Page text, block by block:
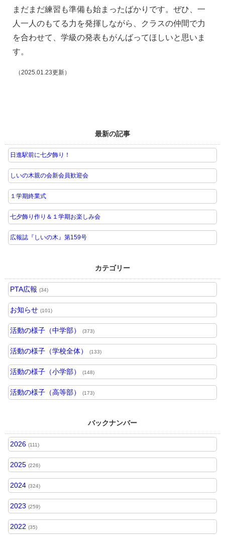
まだまだ練習も準備も始まったばかりです。ぜひ、一
人一人のもてる力を発揮しながら、クラスの仲間で力
を合わせて、学級の発表もがんばってほしいと思いま
す。
（2025.01.23更新）
最新の記事
日進駅前に七夕飾り！
しいの木親の会新会員歓迎会
１学期終業式
七夕飾り作り＆１学期お楽しみ会
広報誌『しいの木』第159号
カテゴリー
PTA広報 (34)
お知らせ (101)
活動の様子（中学部） (373)
活動の様子（学校全体） (133)
活動の様子（小学部） (148)
活動の様子（高等部） (173)
バックナンバー
2026 (111)
2025 (226)
2024 (324)
2023 (259)
2022 (35)